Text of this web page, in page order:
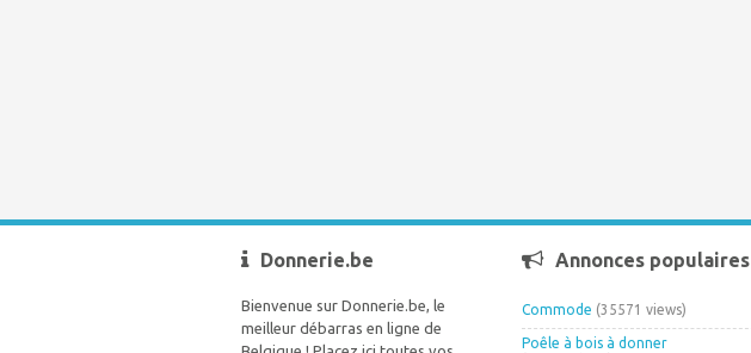
Donnerie.be
Bienvenue sur Donnerie.be, le
meilleur débarras en ligne de
Annonces populaires
Commode (35571 views)
Poêle à bois à donner